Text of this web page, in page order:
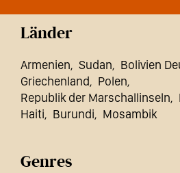
Länder
Armenien Sudan
Bolivien
Griechenland
Polen
Republik der Marschallinseln
Haiti
Burundi Mosambik
Genres